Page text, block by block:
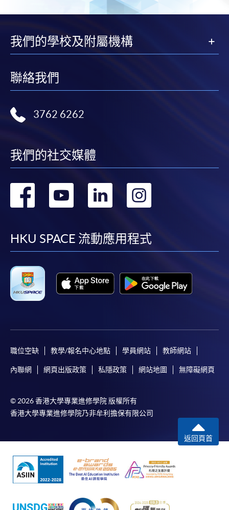
名程序，建議申請人親身到學院報名中心報名，並避
免使用支票付款。
除由學院裁定的特殊情況（例如課程因報名人數不足
而取消）之外，一切已繳費用概不退還。如獲學院批
支票或繳費靈（只限網上付款）方式繳交之款項，將
以支票退款；以信用卡繳交之款項，退款將直接退還
除本學院網頁所列明的學費外，個別課程或有其他額
外收費，詳情請聯絡有關學科職員。
其他課程，惟學院對特殊情況，可酌情處理。轉讀申
請一經批准，學員須繳付港幣120元手續費。
人資料，概不負責。
若學員有意申請付款證明書，請把填妥之申請表、貼
港大學專業進修學院」。
我們的學校及附屬機構
聯絡我們
3762 6262
我們的社交媒體
轉
facebook
轉
youtube
轉
linkedin
轉
HKU SPACE 流動應用程式
職位空缺 教學/報名中心地點 學員網站 教師網站
內聯網 網頁出版政策 私隱政策 網站地圖 無障礙網頁
© 2026 香港大學專業進修學院 版權所有
香港大學專業進修學院乃非牟利擔保有限公司
返回頁首